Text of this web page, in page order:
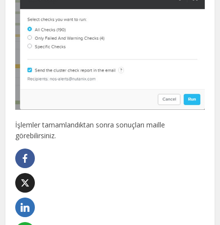
İşlemler tamamlandıktan sonra sonuçları maille
görebilirsiniz.